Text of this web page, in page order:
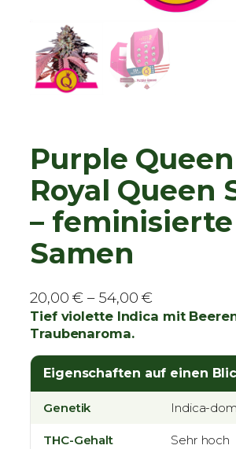
Purple Queen
Royal Queen
– feminisierte
Samen
20,00€ – 54,00€
r
i
s
s
Tief violette Indica mit
Traubenaroma.
Eigenschaften auf einen
Genetik Indica-
THC-Gehalt Sehr hoch